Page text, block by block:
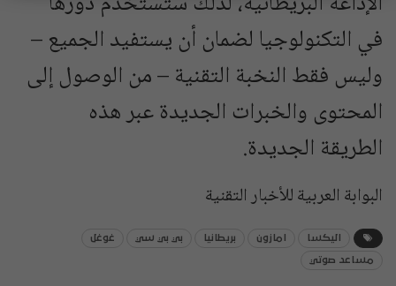
في التكنولوجيا لضمان أن يستفيد الجميع –
وليس فقط النخبة التقنية – من الوصول إلى
المحتوى والخبرات الجديدة عبر هذه
الطريقة الجديدة.
البوابة العربية للأخبار التقنية
اليكسا امازون بريطانيا بي بي سي غوغل
مساعد صوتي